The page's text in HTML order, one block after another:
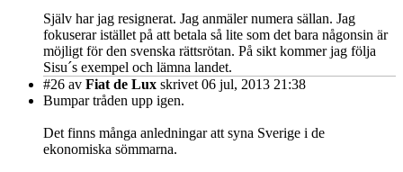
Själv har jag resignerat. Jag anmäler numera sällan. Jag
fokuserar istället på att betala så lite som det bara någonsin är
möjligt för den svenska rättsrötan. På sikt kommer jag följa
Sisu´s exempel och lämna landet.
#26 av Fiat de Lux skrivet 06 jul, 2013 21:38
Bumpar tråden upp igen.
Det finns många anledningar att syna Sverige i de
ekonomiska sömmarna.